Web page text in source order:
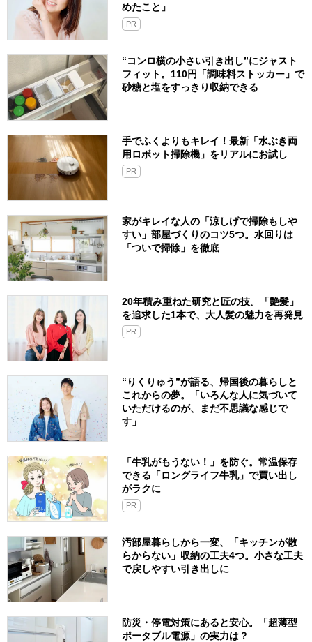
めたこと」
PR
“コンロ横の小さい引き出し”にジャスト
フィット。110円「調味料ストッカー」で
砂糖と塩をすっきり収納できる
手でふくよりもキレイ！最新「水ぶき両
用ロボット掃除機」をリアルにお試し
PR
家がキレイな人の「涼しげで掃除もしや
すい」部屋づくりのコツ5つ。水回りは
「ついで掃除」を徹底
20年積み重ねた研究と匠の技。「艶髪」
を追求した1本で、大人髪の魅力を再発見
PR
“りくりゅう”が語る、帰国後の暮らしと
これからの夢。「いろんな人に気づいて
いただけるのが、まだ不思議な感じで
す」
「牛乳がもうない！」を防ぐ。常温保存
できる「ロングライフ牛乳」で買い出し
がラクに
PR
汚部屋暮らしから一変、「キッチンが散
らからない」収納の工夫4つ。小さな工夫
で戻しやすい引き出しに
防災・停電対策にあると安心。「超薄型
ポータブル電源」の実力は？​